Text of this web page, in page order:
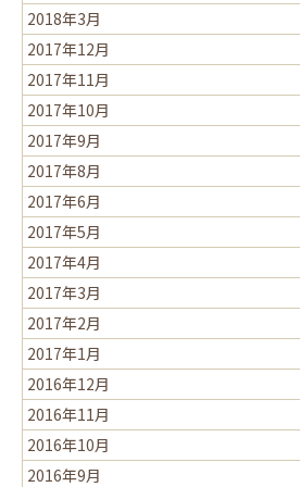
2018年3月
2017年12月
2017年11月
2017年10月
2017年9月
2017年8月
2017年6月
2017年5月
2017年4月
2017年3月
2017年2月
2017年1月
2016年12月
2016年11月
2016年10月
2016年9月